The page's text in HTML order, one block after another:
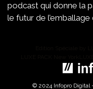
podcast qui donne la
le futur de l’emballage
© 2024 Infopro Digital